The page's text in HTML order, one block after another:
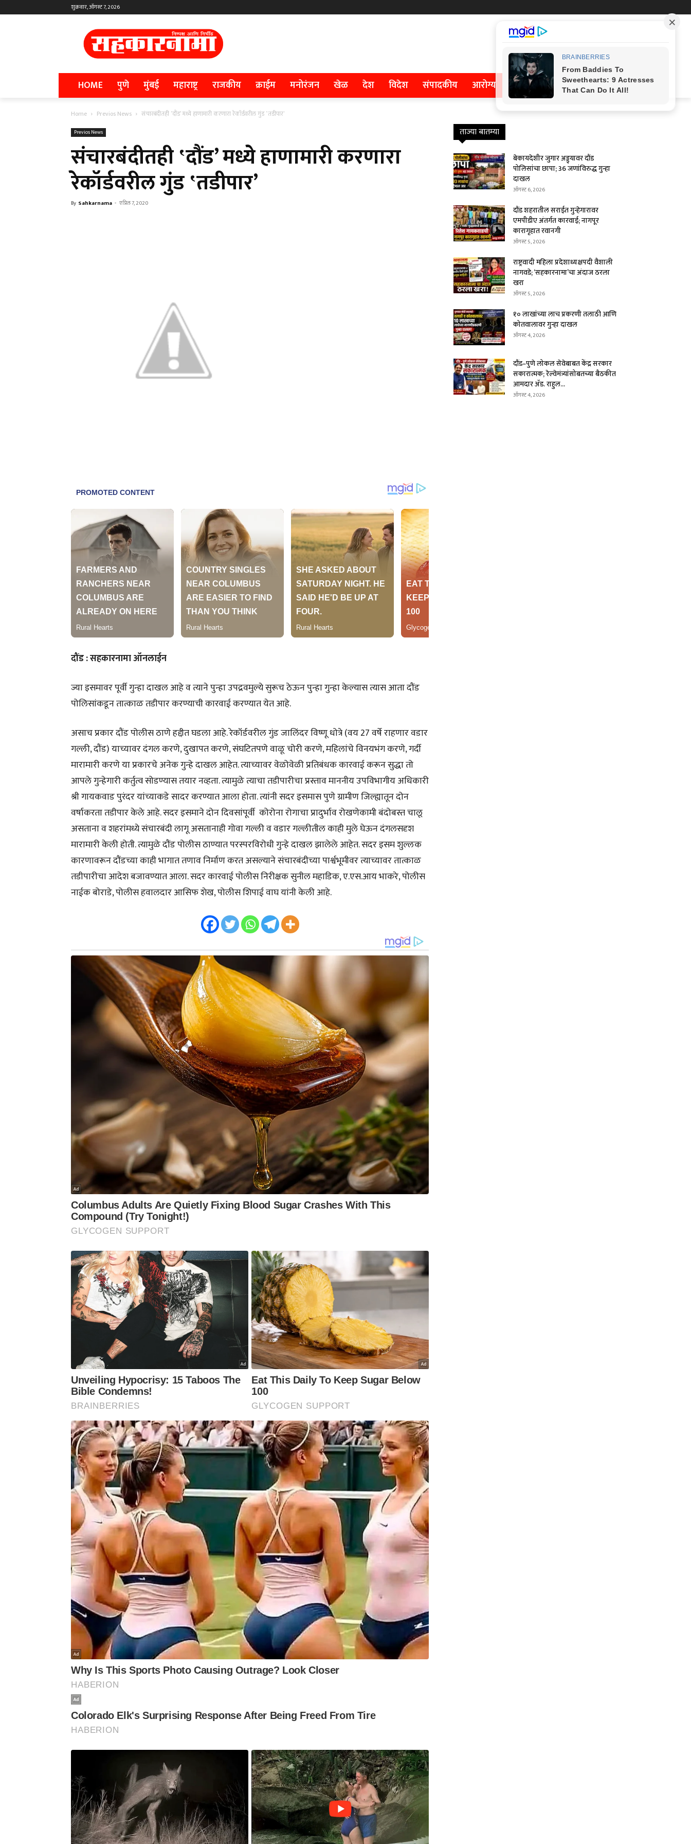
शुक्रवार, ऑगस्ट 7, 2026
HOME पुणे मुंबई महाराष्ट्र राजकीय क्राईम मनोरंजन खेळ देश विदेश संपादकीय आरोग्य
Home Previos News संचारबंदीतही ‛दौंड’ मध्ये हाणामारी करणारा रेकॉर्डवरील गुंड ‛तडीपार’
Previos News
संचारबंदीतही ‛दौंड’ मध्ये हाणामारी करणारा
रेकॉर्डवरील गुंड ‛तडीपार’
By Sahkarnama - एप्रिल 7, 2020
दौंड : सहकारनामा ऑनलाईन
ज्या इसमावर पूर्वी गुन्हा दाखल आहे व त्याने पुन्हा उपद्रवमुल्ये सुरूच ठेऊन पुन्हा गुन्हा केल्यास त्यास आता दौंड
पोलिसांकडून तात्काळ तडीपार करण्याची कारवाई करण्यात येत आहे.
असाच प्रकार दौंड पोलीस ठाणे हद्दीत घडला आहे. रेकॉर्डवरील गुंड जालिंदर विष्णू धोत्रे (वय 27 वर्षे राहणार वडार
गल्ली, दौंड) याच्यावर दंगल करणे, दुखापत करणे, संघटितपणे वाळू चोरी करणे, महिलांचे विनयभंग करणे, गर्दी
मारामारी करणे या प्रकारचे अनेक गुन्हे दाखल आहेत. त्याच्यावर वेळोवेळी प्रतिबंधक कारवाई करून सुद्धा तो
आपले गुन्हेगारी कर्तुत्व सोडण्यास तयार नव्हता. त्यामुळे त्याचा तडीपारीचा प्रस्ताव माननीय उपविभागीय अधिकारी
श्री गायकवाड पुरंदर यांच्याकडे सादर करण्यात आला होता. त्यांनी सदर इसमास पुणे ग्रामीण जिल्ह्यातून दोन
वर्षाकरता तडीपार केले आहे. सदर इसमाने दोन दिवसांपूर्वी कोरोना रोगाचा प्रादुर्भाव रोखणेकामी बंदोबस्त चालू
असताना व शहरांमध्ये संचारबंदी लागू असतानाही गोवा गल्ली व वडार गल्लीतील काही मुले घेऊन दंगलसदृश
मारामारी केली होती. त्यामुळे दौंड पोलीस ठाण्यात परस्परविरोधी गुन्हे दाखल झालेले आहेत. सदर इसम शुल्लक
कारणावरून दौंडच्या काही भागात तणाव निर्माण करत असल्याने संचारबंदीच्या पार्श्वभूमीवर त्याच्यावर तात्काळ
तडीपारीचा आदेश बजावण्यात आला. सदर कारवाई पोलीस निरीक्षक सुनील महाडिक, ए.एस.आय भाकरे, पोलीस
नाईक बोराडे, पोलीस हवालदार आसिफ शेख, पोलीस शिपाई वाघ यांनी केली आहे.
ताज्या बातम्या
बेकायदेशीर जुगार अड्ड्यावर दौंड
पोलिसांचा छापा; 36 जणांविरुद्ध गुन्हा
दाखल
ऑगस्ट 6, 2026
दौंड शहरातील सराईत गुन्हेगारावर
एमपीडीए अंतर्गत कारवाई; नागपूर
कारागृहात रवानगी
ऑगस्ट 5, 2026
राष्ट्रवादी महिला प्रदेशाध्यक्षपदी वैशाली
नागवडे; ‘सहकारनामा’चा अंदाज ठरला
खरा
ऑगस्ट 5, 2026
१० लाखांच्या लाच प्रकरणी तलाठी आणि
कोतवालावर गुन्हा दाखल
ऑगस्ट 4, 2026
दौंड–पुणे लोकल सेवेबाबत केंद्र सरकार
सकारात्मक; रेल्वेमंत्र्यांसोबतच्या बैठकीत
आमदार ॲड. राहुल...
ऑगस्ट 4, 2026